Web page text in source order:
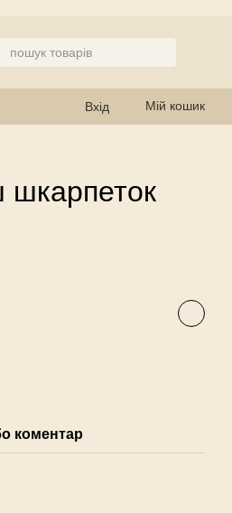
Вхід Мій кошик
шкарпеток
коментар